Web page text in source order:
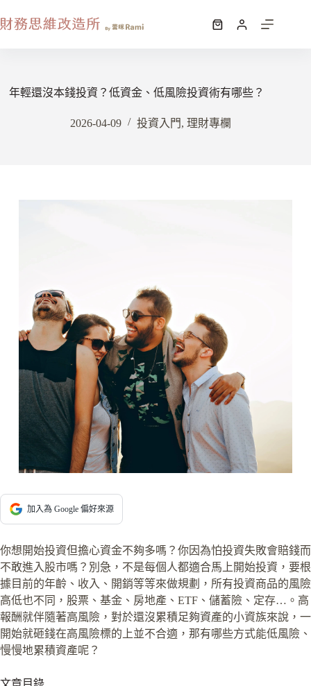
年輕還沒本錢投資？低資金、低風險投資術有哪些？
2026-04-09 投資入門, 理財專欄
加入為 Google 偏好來源
你想開始投資但擔心資金不夠多嗎？你因為怕投資失敗會賠錢而
不敢進入股市嗎？別急，不是每個人都適合馬上開始投資，要根
據目前的年齡、收入、開銷等等來做規劃，所有投資商品的風險
高低也不同，股票、基金、房地產、ETF、儲蓄險、定存…。高
報酬就伴隨著高風險，對於還沒累積足夠資產的小資族來說，一
開始就砸錢在高風險標的上並不合適，那有哪些方式能低風險、
慢慢地累積資產呢？